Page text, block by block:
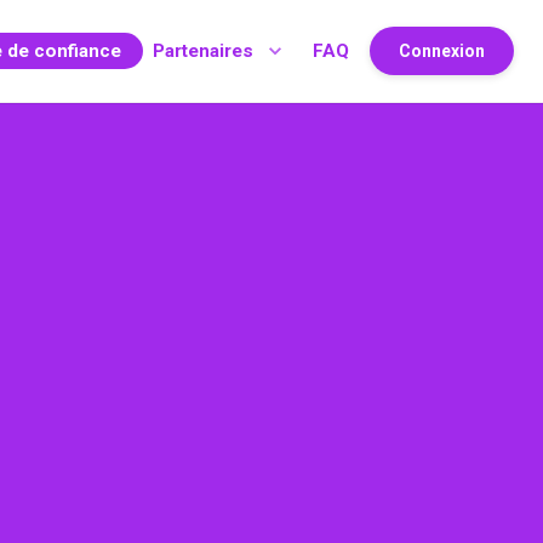
de confiance Partenaires FAQ Connexion